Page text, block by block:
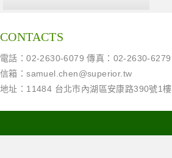
CONTACTS
電話：02-2630-6079 傳真：02-2630-6279
信箱：samuel.chen@superior.tw
地址：11484 台北市內湖區安康路390號1樓